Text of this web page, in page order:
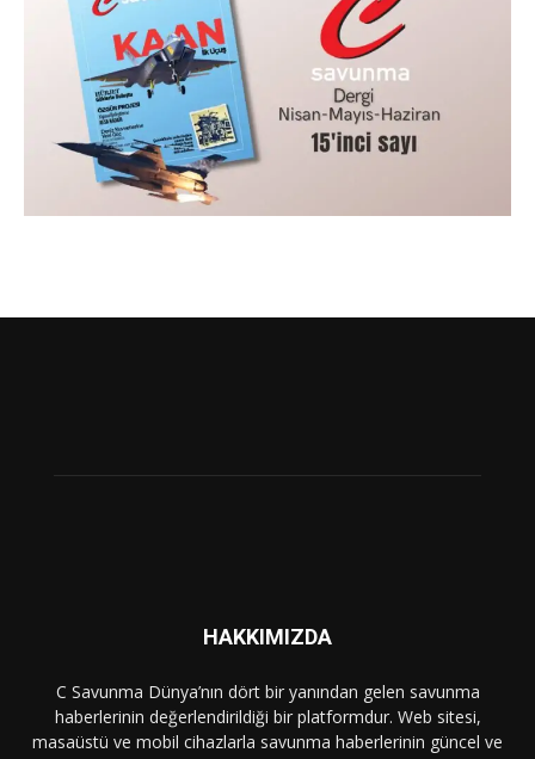
HAKKIMIZDA
C Savunma Dünya’nın dört bir yanından gelen savunma
haberlerinin değerlendirildiği bir platformdur. Web sitesi,
masaüstü ve mobil cihazlarla savunma haberlerinin güncel ve